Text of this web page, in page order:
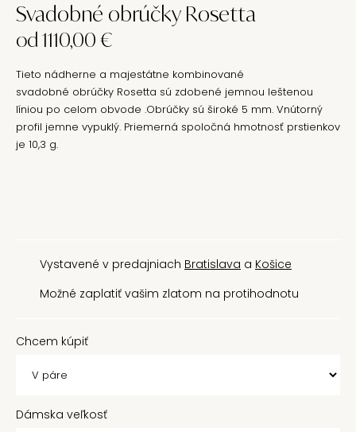
Svadobné obrúčky Rosetta
od 1110,00 €
Tieto nádherne a majestátne kombinované
svadobné obrúčky Rosetta sú zdobené jemnou leštenou
líniou po celom obvode .Obrúčky sú široké 5 mm. Vnútorný
profil jemne vypuklý. Priemerná spoločná hmotnosť prstienkov
je 10,3 g.
Vystavené v predajniach Bratislava a Košice
Možné zaplatiť vašim zlatom na protihodnotu
Chcem kúpiť
Dámska veľkosť